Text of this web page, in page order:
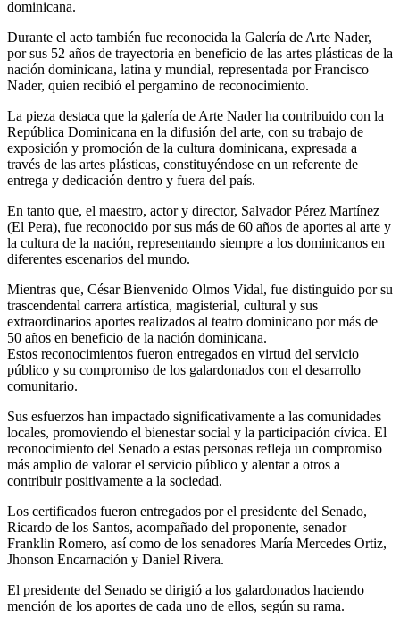
dominicana.
Durante el acto también fue reconocida la Galería de Arte Nader,
por sus 52 años de trayectoria en beneficio de las artes plásticas de la
nación dominicana, latina y mundial, representada por Francisco
Nader, quien recibió el pergamino de reconocimiento.
La pieza destaca que la galería de Arte Nader ha contribuido con la
República Dominicana en la difusión del arte, con su trabajo de
exposición y promoción de la cultura dominicana, expresada a
través de las artes plásticas, constituyéndose en un referente de
entrega y dedicación dentro y fuera del país.
En tanto que, el maestro, actor y director, Salvador Pérez Martínez
(El Pera), fue reconocido por sus más de 60 años de aportes al arte y
la cultura de la nación, representando siempre a los dominicanos en
diferentes escenarios del mundo.
Mientras que, César Bienvenido Olmos Vidal, fue distinguido por su
trascendental carrera artística, magisterial, cultural y sus
extraordinarios aportes realizados al teatro dominicano por más de
50 años en beneficio de la nación dominicana.
Estos reconocimientos fueron entregados en virtud del servicio
público y su compromiso de los galardonados con el desarrollo
comunitario.
Sus esfuerzos han impactado significativamente a las comunidades
locales, promoviendo el bienestar social y la participación cívica. El
reconocimiento del Senado a estas personas refleja un compromiso
más amplio de valorar el servicio público y alentar a otros a
contribuir positivamente a la sociedad.
Los certificados fueron entregados por el presidente del Senado,
Ricardo de los Santos, acompañado del proponente, senador
Franklin Romero, así como de los senadores María Mercedes Ortiz,
Jhonson Encarnación y Daniel Rivera.
El presidente del Senado se dirigió a los galardonados haciendo
mención de los aportes de cada uno de ellos, según su rama.